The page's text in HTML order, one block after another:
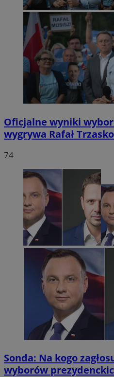
Oficjalne wyniki
wygrywa Rafał
74
Sonda: Na kogo
wyborów